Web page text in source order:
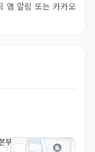
앱 알림 또는 카카오